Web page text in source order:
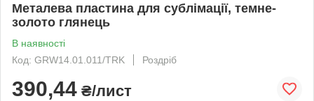
Металева пластина для сублімації, темне-
золото глянець
В наявності
Код: GRW14.01.011/TRK
Роздріб
390,44 ₴/лист